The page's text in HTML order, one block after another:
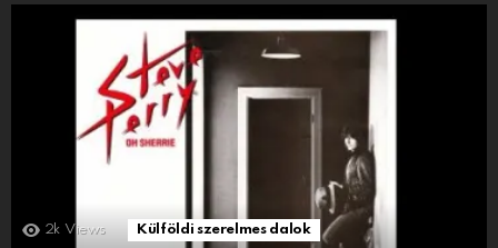
2k Views Külföldi szerelmes dalok